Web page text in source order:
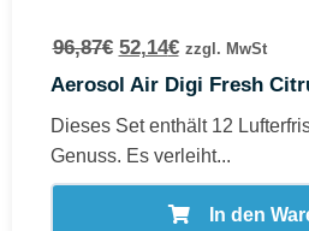
96,87€ 52,14€ zzgl. MwSt
Aerosol Air Digi Fresh
Dieses Set enthält 12
Genuss. Es verleiht...
In den